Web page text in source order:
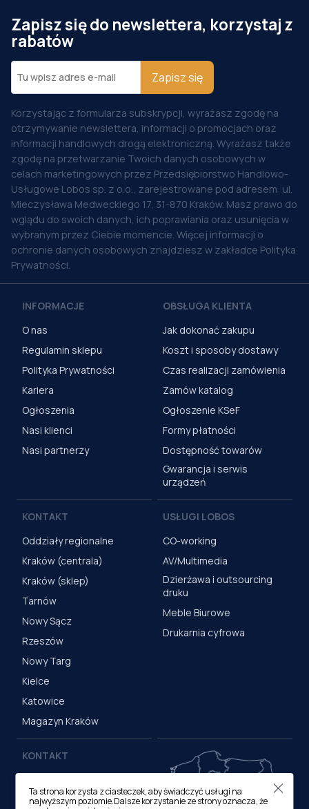
Zapisz się do newslettera, korzystaj z
rabatów
Zapisz się
Korzystając z formularza subskrypcji, wyrażasz zgodę na
otrzymywanie newslettera, informacji o promocjach oraz
informacji handlowych drogą elektroniczną. Wyrażasz także
zgodę na przetwarzanie Twoich danych osobowych w
celach marketingowych przez Przedsiębiorstwo Handlowo-
Usługowe Lobos sp. z o.o., zarejestrowane pod adresem: ul.
Mieczysława Medweckiego 17, 31-870 Kraków. Masz prawo do
wglądu do swoich danych, ich poprawiania oraz usunięcia w
wybranym przez Ciebie momencie. Więcej informacji o
ochronie danych osobowych znajdziesz w zakładce Polityka
Prywatności.
INFORMACJE
O nas
Regulamin sklepu
Polityka Prywatności
Kariera
Ogłoszenia
Nasi klienci
Nasi partnerzy
OBSŁUGA KLIENTA
Jak dokonać zakupu
Koszt i sposoby dostawy
Czas realizacji zamówienia
Zamów katalog
Ogłoszenie KSeF
Formy płatności
Dostępność towarów
Gwarancja i serwis
urządzeń
KONTAKT
Oddziały regionalne
Kraków (centrala)
Kraków (sklep)
Tarnów
Nowy Sącz
Rzeszów
Nowy Targ
Kielce
Katowice
Magazyn Kraków
USŁUGI LOBOS
CO-working
AV/Multimedia
Dzierżawa i outsourcing
druku
Meble Biurowe
Drukarnia cyfrowa
KONTAKT
ul. M. Medweckiego 17, 31-
Ta strona korzysta z ciasteczek, aby świadczyć usługi na
najwyższym poziomie.Dalsze korzystanie ze strony oznacza, że